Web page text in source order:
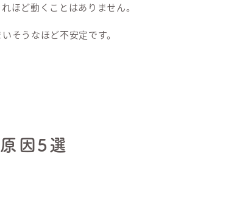
ほど動くことはありません。
そうなほど不安定です。
因5選